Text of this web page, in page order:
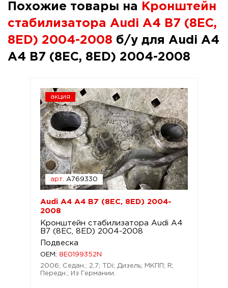
Похожие товары на
Кронштейн
стабилизатора Audi A4 B7 (8EC,
8ED) 2004-2008 б/у для Audi A4
A4 B7 (8EC, 8ED) 2004-2008
акция
арт. A769330
Audi A4 A4 B7 (8EC, 8ED) 2004-
2008
Кронштейн стабилизатора Audi A4
B7 (8EC, 8ED) 2004-2008
Подвеска
OEM: 8E0199352N
2006; Седан.; 2,7; TDi; Дизель; МКПП; R;
Передн.; Из Германии.